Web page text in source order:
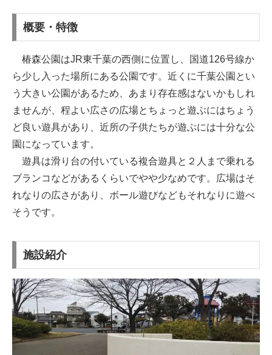
概要・特徴
椿森公園はJR東千葉の西側に位置し、国道126号線か
ら少し入った場所にある公園です。近くに千葉公園とい
う大きい公園があるため、あまり存在感はないかもしれ
ませんが、程よい広さの広場とちょっと遊ぶにはちょう
ど良い遊具があり、近所の子供たちが遊ぶには十分な公
園になっています。
遊具は滑り台の付いている複合遊具と２人まで乗れる
ブランコなどがあるくらいでやや少なめです。広場はそ
れなりの広さがあり、ボール遊びなどもそれなりに遊べ
そうです。
施設紹介